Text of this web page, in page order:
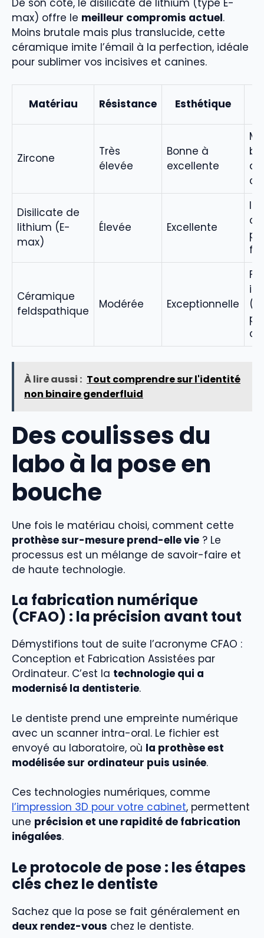
De son côté, le disilicate de lithium (type E-
max) offre le meilleur compromis actuel.
Moins brutale mais plus translucide, cette
céramique imite l’émail à la perfection, idéale
pour sublimer vos incisives et canines.
Matériau Résistance Esthétique
Zircone
Très
élevée
Bonne à
excellente
Disilicate de
lithium (E-
max)
Élevée Excellente
Céramique
feldspathique
Modérée Exceptionnelle
À lire aussi : Tout comprendre sur l'identité
non binaire genderfluid
Des coulisses du
labo à la pose en
bouche
Une fois le matériau choisi, comment cette
prothèse sur-mesure prend-elle vie ? Le
processus est un mélange de savoir-faire et
de haute technologie.
La fabrication numérique
(CFAO) : la précision avant tout
Démystifions tout de suite l’acronyme CFAO :
Conception et Fabrication Assistées par
Ordinateur. C’est la technologie qui a
modernisé la dentisterie.
Le dentiste prend une empreinte numérique
avec un scanner intra-oral. Le fichier est
envoyé au laboratoire, où la prothèse est
modélisée sur ordinateur puis usinée.
Ces technologies numériques, comme
l’impression 3D pour votre cabinet, permettent
une précision et une rapidité de fabrication
inégalées.
Le protocole de pose : les étapes
clés chez le dentiste
Sachez que la pose se fait généralement en
deux rendez-vous chez le dentiste.